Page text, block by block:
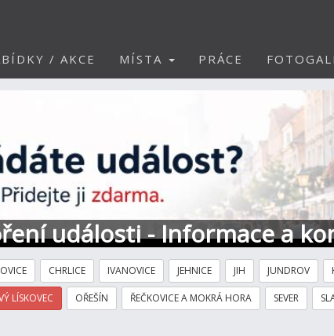
/ AKCE MÍSTA PRÁCE
události - Informace a
CHRLICE IVANOVICE JEHNICE JIH JUNDROV
LÍSKOVEC OŘEŠÍN ŘEČKOVICE A MOKRÁ HORA SEVER